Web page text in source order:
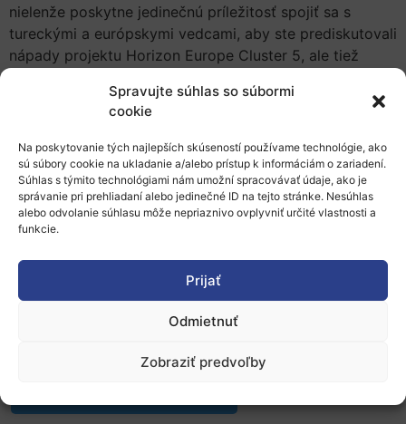
Spravujte súhlas so súbormi
cookie
Na poskytovanie tých najlepších skúseností používame technológie, ako
sú súbory cookie na ukladanie a/alebo prístup k informáciám o zariadení.
Súhlas s týmito technológiami nám umožní spracovávať údaje, ako je
správanie pri prehliadaní alebo jedinečné ID na tejto stránke. Nesúhlas
alebo odvolanie súhlasu môže nepriaznivo ovplyvniť určité vlastnosti a
funkcie.
Prijať
Odmietnuť
Zobraziť predvoľby
nielenže poskytne jedinečnú príležitosť spojiť sa s
tureckými a európskymi vedcami, aby ste prediskutovali
nápady projektu Horizon Europe Cluster 5, ale tiež
informácie k výzvam klastra 5 a o rozšírenie svojej
siete kontaktov a potencionálnych partnerov nie len z
Európskej únie, ale aj Turecka.
Podrobnú agendu, registráciu a ďalšie informácie
Podujatie je bezplatné, no podmienené registráciou,
ktorá je otvorená do 15.10.2021.